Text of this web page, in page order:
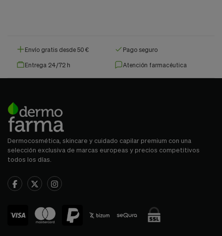
Envío gratis desde 50 € Pago seguro
Entrega 24/72 h Atención farmacéutica
Dermocosmética, skincare y cuidado capilar premium con una
selección exclusiva de marcas europeas y precios competitivos
todos los días.